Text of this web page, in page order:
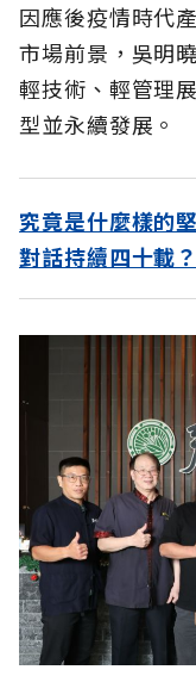
因應後疫情時代
市場前景，吳明
輕技術、輕管理
型並永續發展。
究竟是什麼樣的
對話持續四十載？